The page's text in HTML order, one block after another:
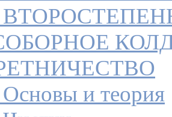
Основы и теория